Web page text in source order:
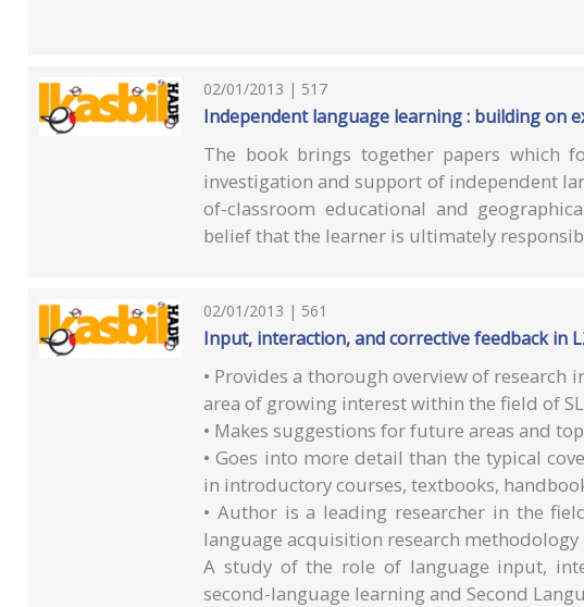
02/01/2013 | 517
Independent language learning : building on
The book brings together papers which
investigation and support of independent
of-classroom educational and
belief that the learner is ultimately
02/01/2013 | 561
Input, interaction, and corrective feedback in
• Provides a thorough overview of research
area of growing interest within the field of
• Makes suggestions for future areas and
• Goes into more detail than the typical
in introductory courses, textbooks,
• Author is a leading researcher in the
language acquisition research methodology
A study of the role of language input,
second-language learning and Second